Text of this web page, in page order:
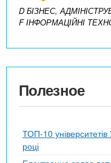
D БІЗНЕС,
F ІНФОРМАЦІЙНІ
Полезное
ТОП-10
році